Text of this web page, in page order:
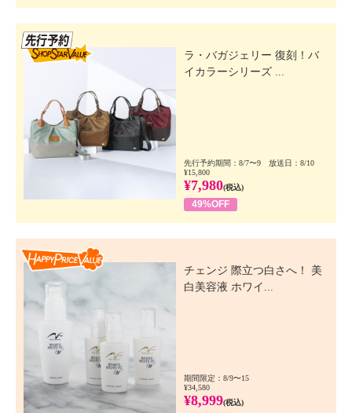
ラ・バガジェリー 復刻！バ
イカラーシリーズ ...
先行予約期間：8/7〜9 放送日：8/10
¥15,800
¥7,980(税込)
49%OFF
チェンジ 際立つ白さへ！ 美
白美容液 ホワイ...
期間限定：8/9〜15
¥34,580
¥8,999(税込)